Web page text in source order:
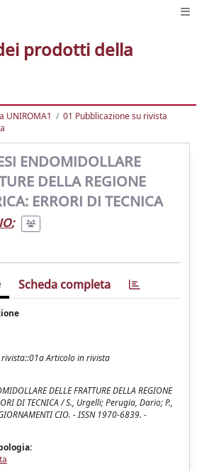
prodotti della
UNIROMA1
01 Pubblicazione su rivista
ENDOMIDOLLARE
DELLA REGIONE
ERRORI DI TECNICA
;
Scheda completa
Articolo in rivista
DELLE FRATTURE DELLA REGIONE
DI TECNICA / S., Urgelli; Perugia, Dario; P.,
CIO. - ISSN 1970-6839. -